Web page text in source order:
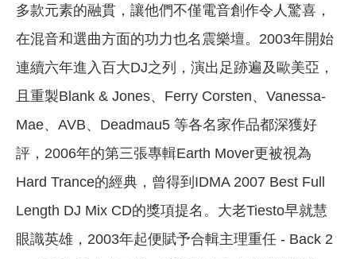
多款元素的融貫，讓他們不僅電音創作令人驚喜，
在混音和選曲方面的功力也名震樂壇。2003年開始
連續六年進入百大DJ之列，演出足跡遍及歐美亞，
且重製Blank & Jones、Ferry Corsten、Vanessa-
Mae、AVB、Deadmau5 等各名家作品都深獲好
評，2006年的第三張專輯Earth Mover更被視為
Hard Trance的經典，曾得到IDMA 2007 Best Full
Length DJ Mix CD的獎項提名。大老Tiesto早就慧
眼識英雄，2003年起便賦予合輯主理重任 - Back 2